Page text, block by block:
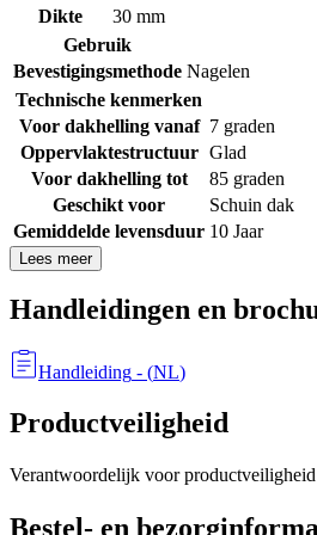
Dikte
30 mm
Gebruik
Bevestigingsmethode Nagelen
Technische kenmerken
Voor dakhelling vanaf 7 graden
Oppervlaktestructuur Glad
Voor dakhelling tot
85 graden
Geschikt voor
Schuin dak
Gemiddelde levensduur 10 Jaar
Lees meer
Handleidingen en
Handleiding - (NL)
Productveiligheid
Verantwoordelijk voor
Bestel- en